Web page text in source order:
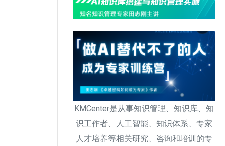
KMCenter是从事知识管理、知识库、知
识工作者、人工智能、知识体系、专家
人才培养等相关研究、咨询和培训的专